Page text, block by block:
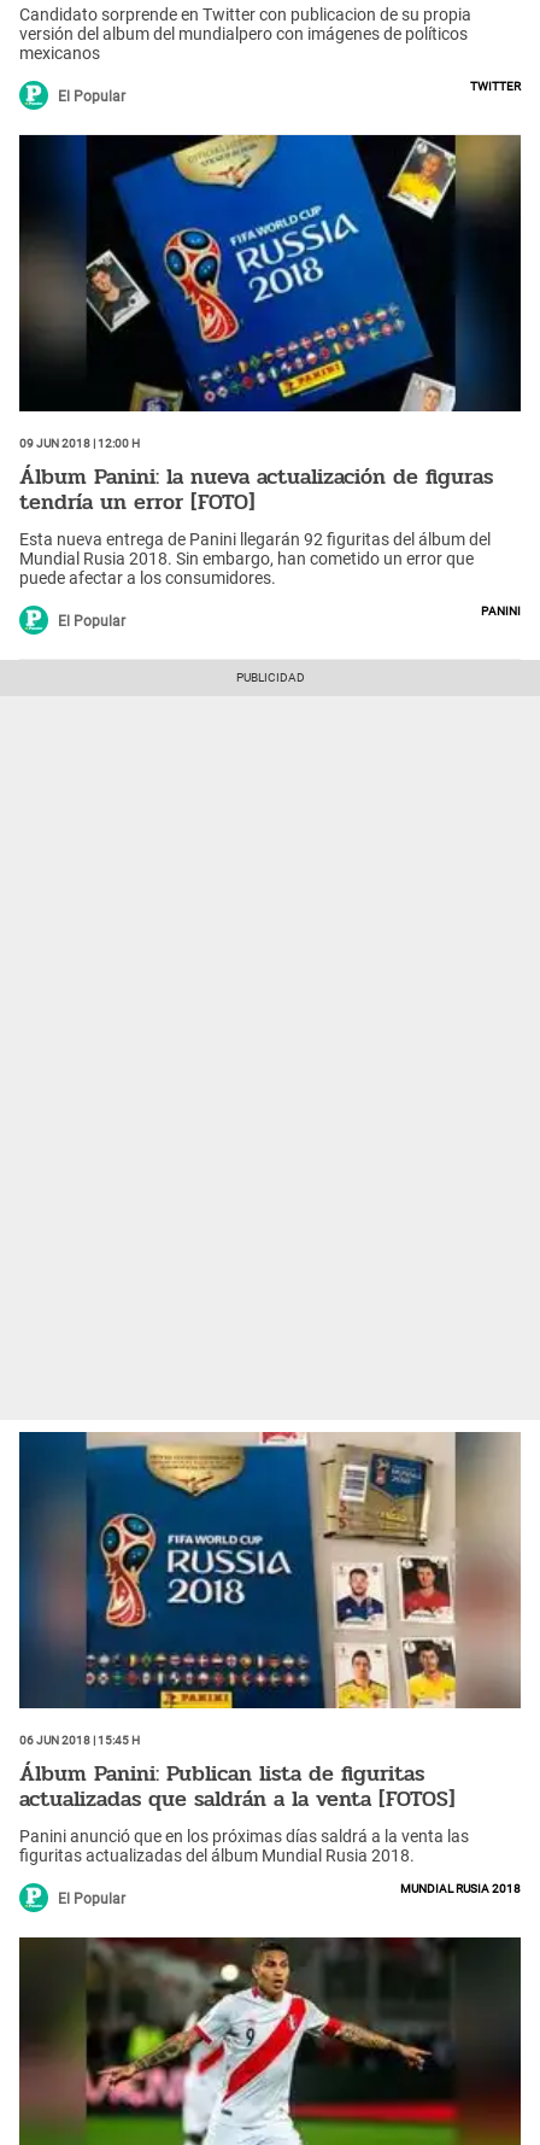
Candidato sorprende en Twitter con publicacion de su propia
versión del album del mundialpero con imágenes de políticos
mexicanos
El Popular
Twitter
09 Jun 2018 | 12:00 h
Álbum Panini: la nueva actualización de figuras
tendría un error [FOTO]
Esta nueva entrega de Panini llegarán 92 figuritas del álbum del
Mundial Rusia 2018. Sin embargo, han cometido un error que
puede afectar a los consumidores.
El Popular
Panini
06 Jun 2018 | 15:45 h
Álbum Panini: Publican lista de figuritas
actualizadas que saldrán a la venta [FOTOS]
Panini anunció que en los próximas días saldrá a la venta las
figuritas actualizadas del álbum Mundial Rusia 2018.
El Popular
Mundial Rusia 2018